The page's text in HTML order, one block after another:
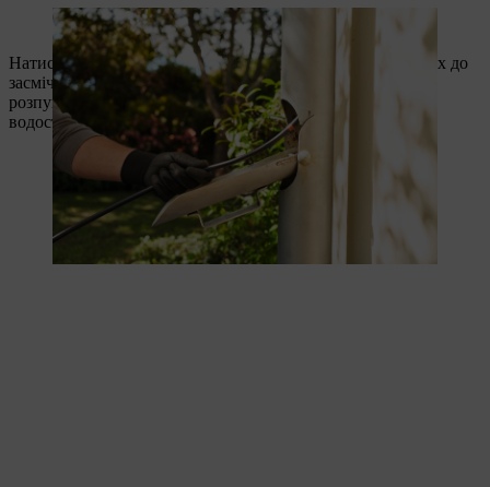
Mit dem Schlauch im Fallrohr kann die Reinigung losgehen.
Натисніть на спусковий гачок на ручці та намацайте шлях до
засмічення за допомогою шланга. Круговими рухами
розпушуйте накопичене листя, доки воно не буде змите з
водостічної труби.